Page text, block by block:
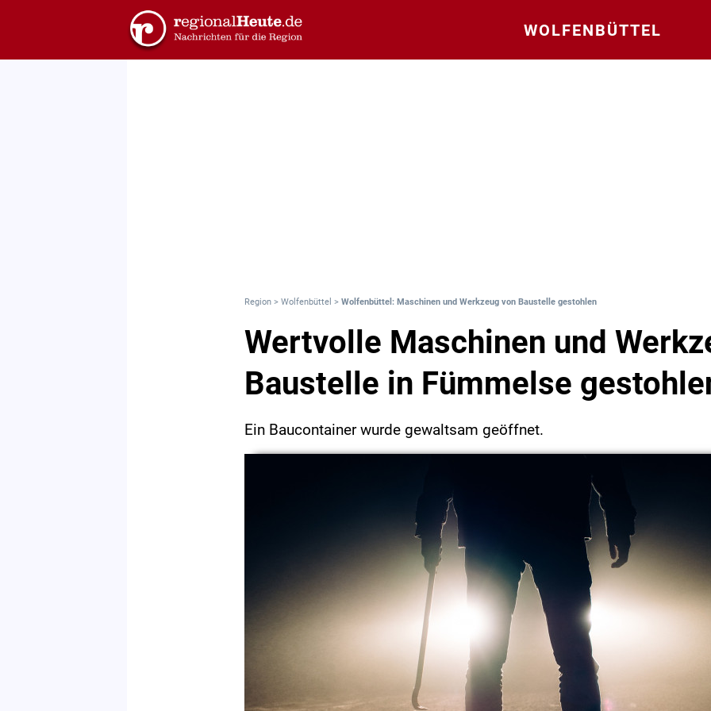
WOLFENBÜTTEL
Region > Wolfenbüttel > Wolfenbüttel: Maschinen und Werkzeug von Baustelle gestohlen
Wertvolle Maschinen und
Baustelle in Fümmelse
Ein Baucontainer wurde gewaltsam geöffnet.